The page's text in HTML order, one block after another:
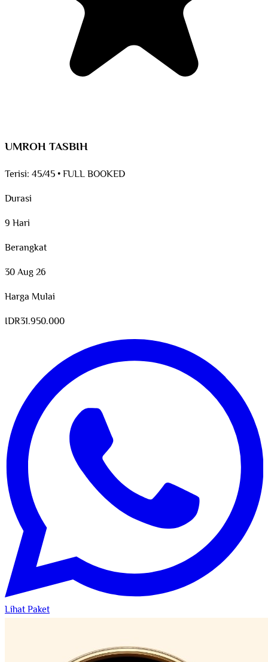
UMROH TASBIH
Terisi: 45/45•FULL BOOKED
Durasi
9 Hari
Berangkat
30 Aug 26
Harga Mulai
IDR31.950.000
Lihat Paket